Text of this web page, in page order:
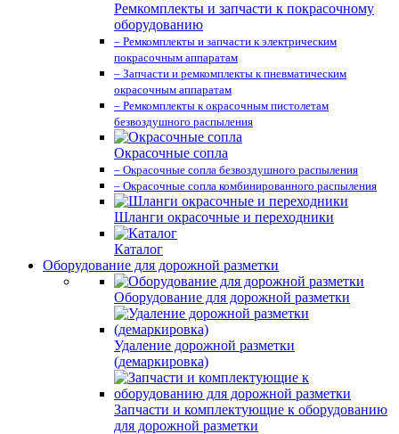
Ремкомплекты и запчасти к покрасочному
оборудованию
– Ремкомплекты и запчасти к электрическим
покрасочным аппаратам
– Запчасти и ремкомплекты к пневматическим
окрасочным аппаратам
– Ремкомплекты к окрасочным пистолетам
безвоздушного распыления
Окрасочные сопла
– Окрасочные сопла безвоздушного распыления
– Окрасочные сопла комбинированного распыления
Шланги окрасочные и переходники
Каталог
Оборудование для дорожной разметки
Оборудование для дорожной разметки
Удаление дорожной разметки
(демаркировка)
Запчасти и комплектующие к оборудованию
для дорожной разметки